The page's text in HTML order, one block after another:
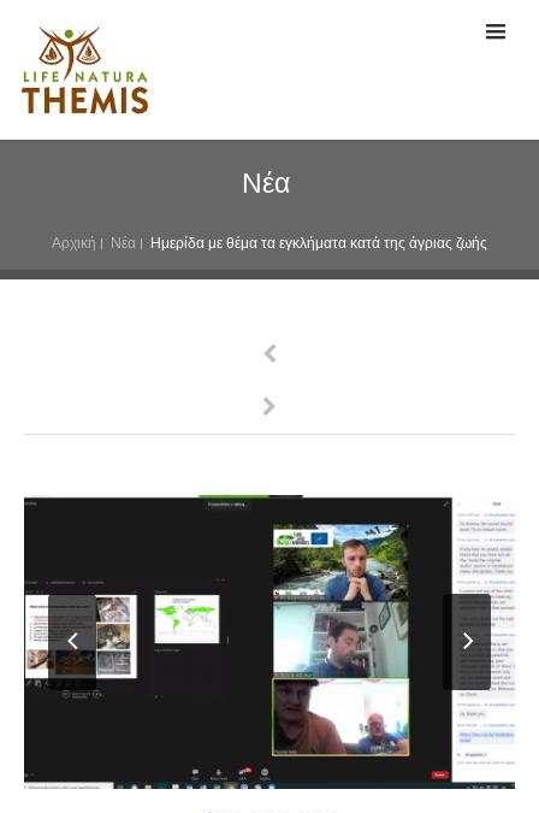
Νέα
Αρχική | Νέα | Ημερίδα με θέμα τα εγκλήματα κατά της άγριας ζωής